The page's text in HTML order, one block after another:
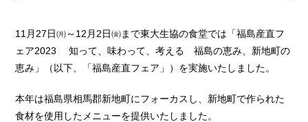
11月27日㈪～12月2日㈮まで東大生協の食堂では「福島産直フ
ェア2023 知って、味わって、考える 福島の恵み、新地町の
恵み」（以下、「福島産直フェア」）を実施いたしました。
本年は福島県相馬郡新地町にフォーカスし、新地町で作られた
食材を使用したメニューを提供いたしました。